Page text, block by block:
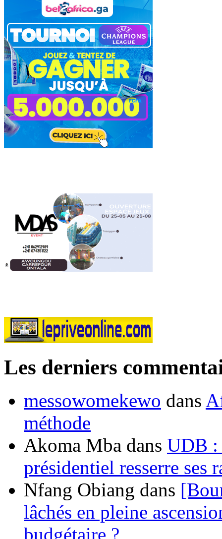
Les derniers
messowomekewo dans
méthode
Akoma Mba dans UDB :
présidentiel resserre ses
Nfang Obiang dans
lâchés en pleine
budgétaire ?